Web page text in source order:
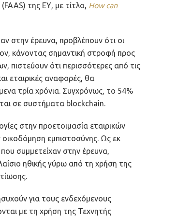
της ΕΥ, με τίτλο, How can
στην έρευνα, προβλέπουν ότι οι
κάνοντας σημαντική στροφή προς
πιστεύουν ότι περισσότερες από τις
εταιρικές αναφορές, θα
τρία χρόνια. Συγχρόνως, το 54%
σε συστήματα blockchain.
στην προετοιμασία εταιρικών
εμπιστοσύνης. Ως εκ
συμμετείχαν στην έρευνα,
ηθικής γύρω από τη χρήση της
για τους ενδεχόμενους
με τη χρήση της Τεχνητής